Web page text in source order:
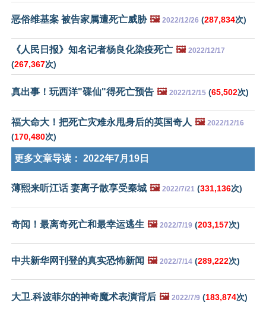
恶俗维基案 被告家属遭死亡威胁 🖼️ 2022/12/26 (287,834次)
《人民日报》知名记者杨良化染疫死亡 🖼️ 2022/12/17
(267,367次)
真出事！玩西洋"碟仙"得死亡预告 🖼️ 2022/12/15 (65,502次)
福大命大！把死亡灾难永甩身后的英国奇人 🖼️ 2022/12/16
(170,480次)
更多文章导读： 2022年7月19日
薄熙来听江话 妻离子散享受秦城 🖼️ 2022/7/21 (331,136次)
奇闻！最离奇死亡和最幸运逃生 🖼️ 2022/7/19 (203,157次)
中共新华网刊登的真实恐怖新闻 🖼️ 2022/7/14 (289,222次)
大卫.科波菲尔的神奇魔术表演背后 🖼️ 2022/7/9 (183,874次)